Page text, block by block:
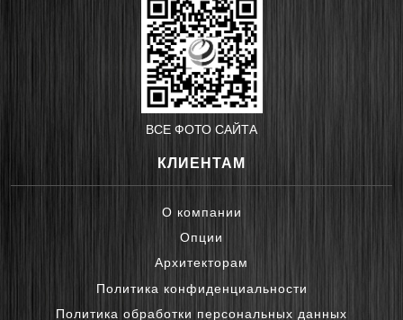
ВСЕ ФОТО САЙТА
КЛИЕНТАМ
О компании
Опции
Архитекторам
Политика конфиденциальности
Политика обработки персональных данных